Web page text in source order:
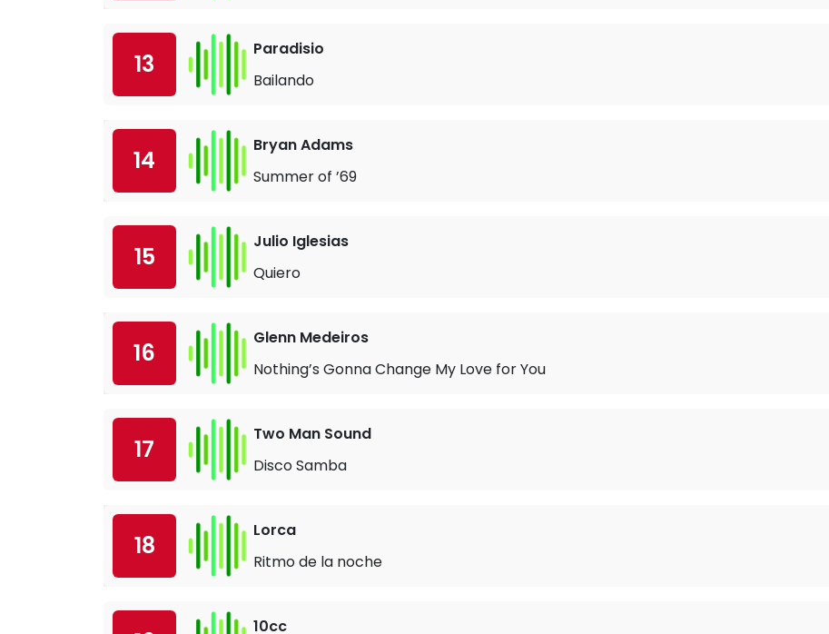
13
Paradisio
Bailando
14
Bryan Adams
Summer of ’69
15
Julio Iglesias
Quiero
16
Glenn Medeiros
Nothing’s Gonna Change My Love for You
17
Two Man Sound
Disco Samba
18
Lorca
Ritmo de la noche
10cc